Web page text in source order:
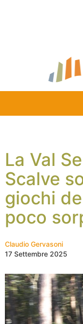
La Val
Scalve
giochi
poco
Claudio Gervasoni
17 Settembre 2025